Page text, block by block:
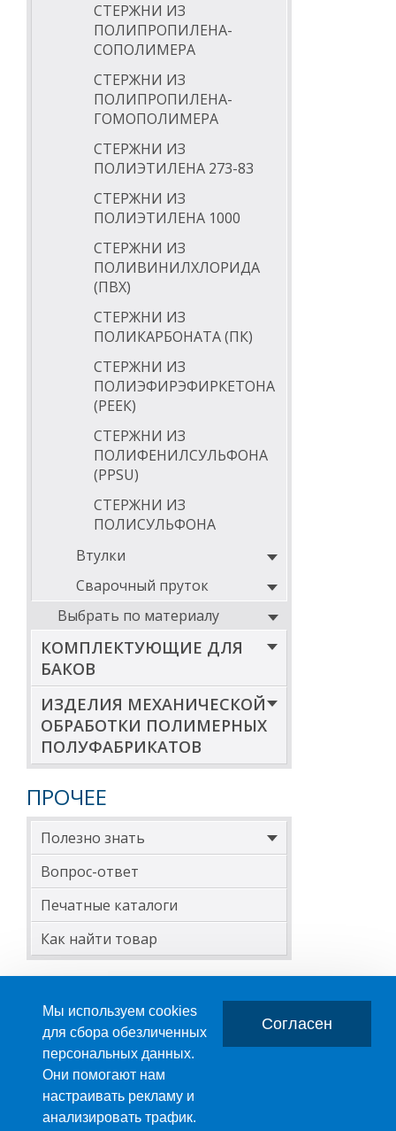
СТЕРЖНИ ИЗ
ПОЛИПРОПИЛЕНА-
СОПОЛИМЕРА
СТЕРЖНИ ИЗ
ПОЛИПРОПИЛЕНА-
ГОМОПОЛИМЕРА
СТЕРЖНИ ИЗ
ПОЛИЭТИЛЕНА 273-83
СТЕРЖНИ ИЗ
ПОЛИЭТИЛЕНА 1000
СТЕРЖНИ ИЗ
ПОЛИВИНИЛХЛОРИДА
(ПВХ)
СТЕРЖНИ ИЗ
ПОЛИКАРБОНАТА (ПК)
СТЕРЖНИ ИЗ
ПОЛИЭФИРЭФИРКЕТОНА
(РЕЕК)
СТЕРЖНИ ИЗ
ПОЛИФЕНИЛСУЛЬФОНА
(PPSU)
СТЕРЖНИ ИЗ
ПОЛИСУЛЬФОНА
Втулки
Сварочный пруток
Выбрать по материалу
КОМПЛЕКТУЮЩИЕ ДЛЯ
БАКОВ
ИЗДЕЛИЯ МЕХАНИЧЕСКОЙ
ОБРАБОТКИ ПОЛИМЕРНЫХ
ПОЛУФАБРИКАТОВ
ПРОЧЕЕ
Полезно знать
Вопрос-ответ
Печатные каталоги
Как найти товар
ПРОИЗВОДСТВО ПЛАСТМАССОВЫХ ИЗДЕЛИЙ
Мы используем cookies
для сбора обезличенных
персональных данных.
Они помогают нам
настраивать рекламу и
анализировать трафик.
Согласен